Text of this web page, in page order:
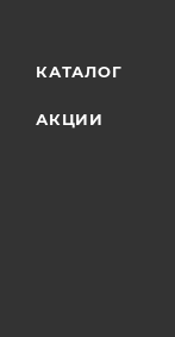
КАТАЛОГ
АКЦИИ